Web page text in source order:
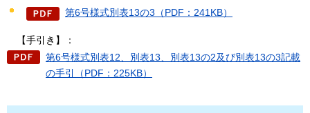
第6号様式別表13の3（PDF：241KB）
【手引き】
：
第6号様式別表12、別表13、別表13の2及び別表13の3記載
の手引（PDF：225KB）